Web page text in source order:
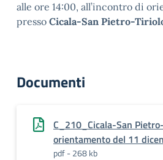
alle ore 14:00, all’incontro di
presso Cicala-San Pietro-
Documenti
C_210_Cicala-San
orientamento del 11
pdf - 268 kb